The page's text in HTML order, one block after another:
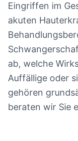
Eingriffen im
akuten
ab, welche
Auffällige oder
gehören
beraten wir Sie